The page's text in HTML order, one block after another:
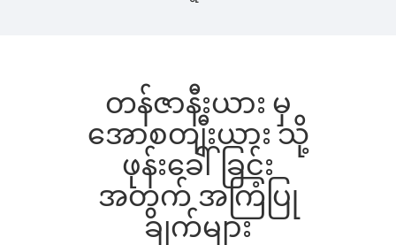
တန်ဇာနီးယား မှ
အောစတျီးယား သို့
ဖုန်းခေါ်ခြင်း
အတွက် အကြံပြု
ချက်များ